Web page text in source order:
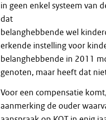
in geen enkel systeem van
dat
belanghebbende wel
erkende instelling voor
belanghebbende in 2011
genoten, maar heeft dat
Voor een compensatie
aanmerking de ouder